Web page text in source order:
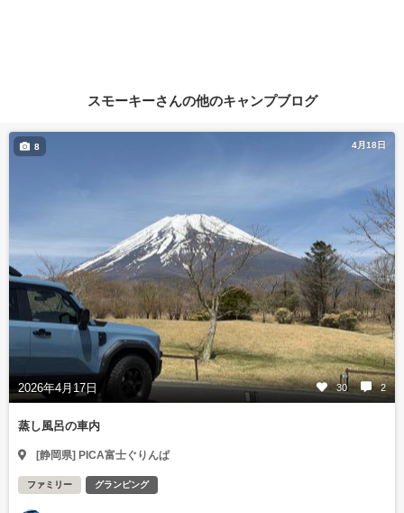
スモーキーさんの他のキャンプブログ
4月18日
2026年4月17日 30 2
8
蒸し風呂の車内
[静岡県] PICA富士ぐりんぱ
ファミリー グランピング